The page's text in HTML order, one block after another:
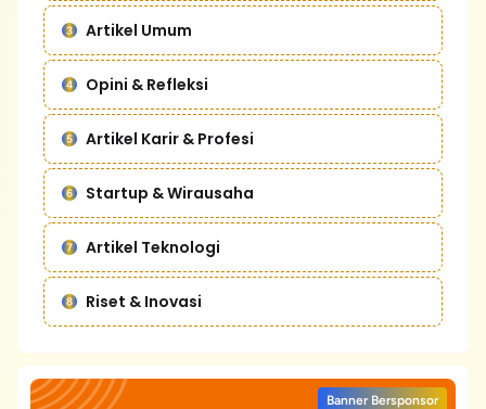
Artikel Umum
Opini & Refleksi
Artikel Karir & Profesi
Startup & Wirausaha
Artikel Teknologi
Riset & Inovasi
Banner Bersponsor